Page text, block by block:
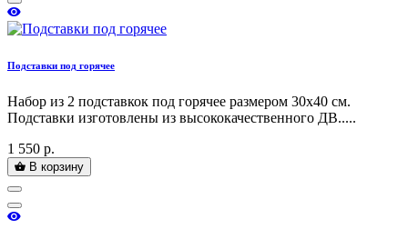
Подставки под горячее
Набор из 2 подставкок под горячее размером 30х40 см.
Подставки изготовлены из высококачественного ДВ.....
1 550 р.
В корзину